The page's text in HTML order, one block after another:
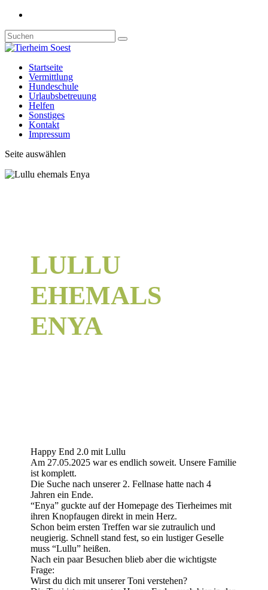
Startseite
Vermittlung
Hundeschule
Urlaubsbetreuung
Helfen
Sonstiges
Kontakt
Impressum
Seite auswählen
LULLU
EHEMALS
ENYA
Happy End 2.0 mit Lullu
Am 27.05.2025 war es endlich soweit. Unsere Familie
ist komplett.
Die Suche nach unserer 2. Fellnase hatte nach 4
Jahren ein Ende.
“Enya” guckte auf der Homepage des Tierheimes mit
ihren Knopfaugen direkt in mein Herz.
Schon beim ersten Treffen war sie zutraulich und
neugierig. Schnell stand fest, so ein lustiger Geselle
muss “Lullu” heißen.
Nach ein paar Besuchen blieb aber die wichtigste
Frage:
Wirst du dich mit unserer Toni verstehen?